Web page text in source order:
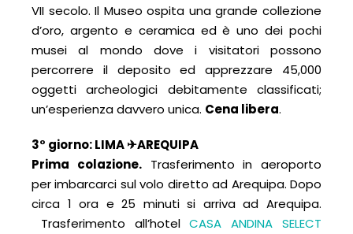
VII secolo. Il Museo ospita una grande collezione
d’oro, argento e ceramica ed è uno dei pochi
musei al mondo dove i visitatori possono
percorrere il deposito ed apprezzare 45,000
oggetti archeologici debitamente classificati;
un’esperienza davvero unica. Cena libera.
3° giorno: LIMA ✈AREQUIPA
Prima colazione.Trasferimento in aeroporto
per imbarcarci sul volo diretto ad Arequipa. Dopo
circa 1 ora e 25 minuti si arriva ad Arequipa.
Trasferimento all’hotelCASA ANDINA SELECT